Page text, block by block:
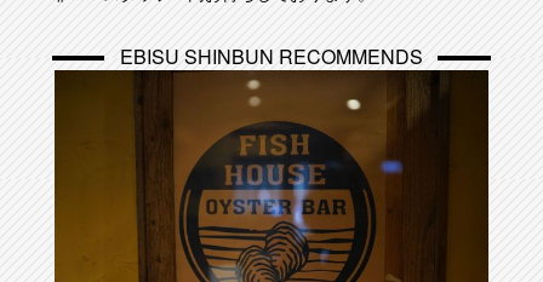
EBISU SHINBUN RECOMMENDS